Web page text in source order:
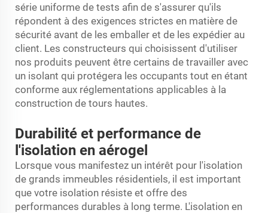
série uniforme de tests afin de s'assurer qu'ils
répondent à des exigences strictes en matière de
sécurité avant de les emballer et de les expédier au
client. Les constructeurs qui choisissent d'utiliser
nos produits peuvent être certains de travailler avec
un isolant qui protégera les occupants tout en étant
conforme aux réglementations applicables à la
construction de tours hautes.
Durabilité et performance de
l'isolation en aérogel
Lorsque vous manifestez un intérêt pour l'isolation
de grands immeubles résidentiels, il est important
que votre isolation résiste et offre des
performances durables à long terme. L'isolation en